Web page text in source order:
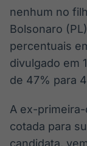
nenhum no
Bolsonaro
percentuais
divulgado em
de 47% para
A ex-
cotada para
candidata,